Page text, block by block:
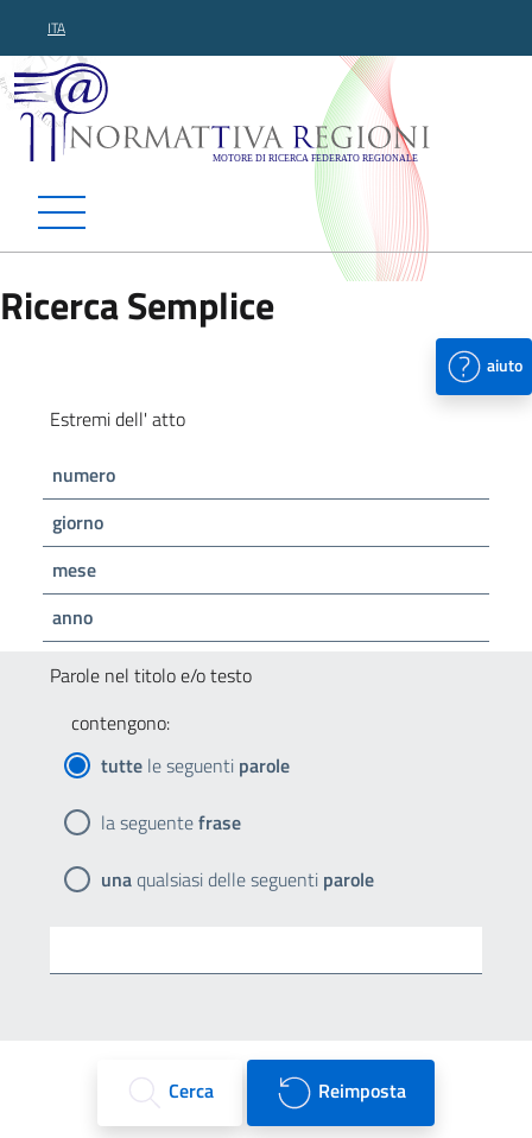
ITA
Normattiva Regioni -
Ricerca Semplice
aiuto
Estremi dell' atto
numero
giorno
mese
anno
Parole nel titolo e/o testo
contengono:
tutte le seguenti parole
la seguentefrase
unaqualsiasi delle seguenti parole
Cerca Reimposta